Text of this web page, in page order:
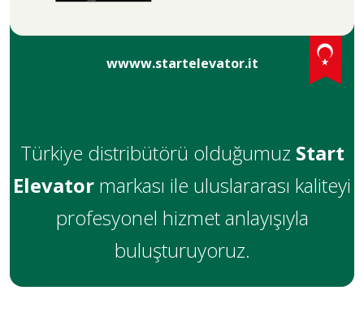
wwww.startelevator.it
Türkiye distribütörü olduğumuz Start
Elevator markası ile uluslararası kaliteyi
profesyonel hizmet anlayışıyla
buluşturuyoruz.